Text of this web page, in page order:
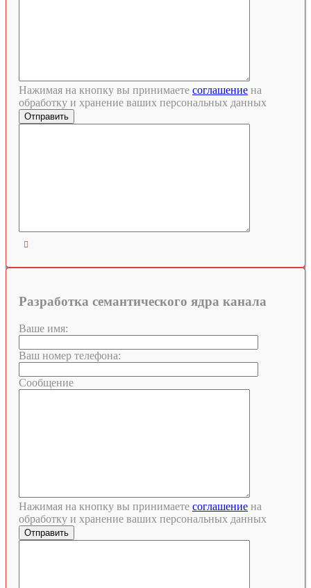
Нажимая на кнопку вы принимаете соглашение на
обработку и хранение ваших персональных данных

Разработка семантического ядра канала
Ваше имя:
Ваш номер телефона:
Сообщение
Нажимая на кнопку вы принимаете соглашение на
обработку и хранение ваших персональных данных